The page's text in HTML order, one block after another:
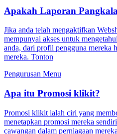
Apakah Laporan
Jika anda telah mengaktifkan
mempunyai akses untuk
anda, dari profil pengguna mereka
mereka. Tonton
Pengurusan Menu
Apa itu Promosi klikit?
Promosi klikit ialah ciri yang
menetapkan promosi mereka
cawangan dalam perniagaan